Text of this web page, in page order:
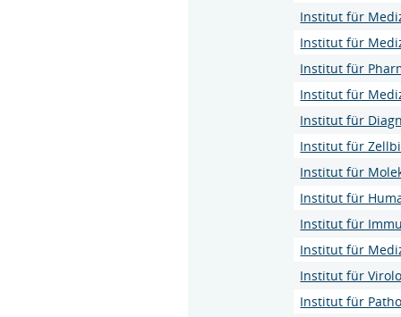
Institut für
Institut für
Institut für
Institut für
Institut für
Institut für
Institut für
Institut für
Institut für
Institut für
Institut für
Institut für